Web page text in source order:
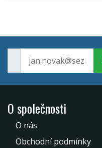
O společnosti
O nás
Obchodní podmínky